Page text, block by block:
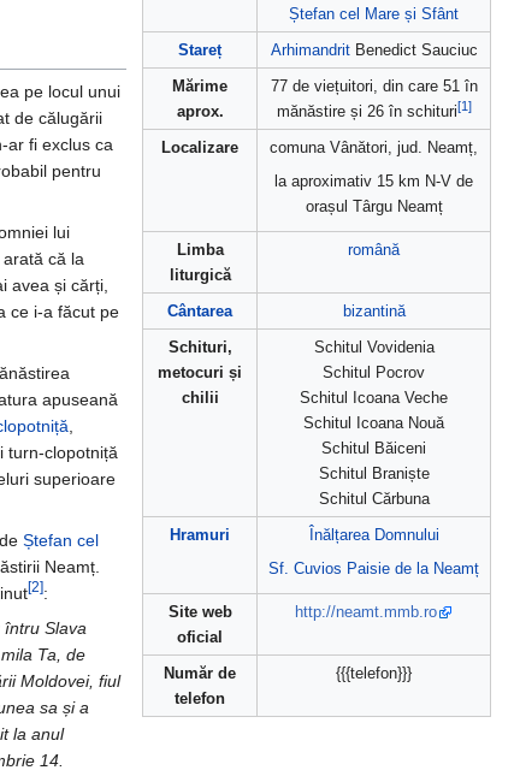
Ștefan cel Mare și Sfânt
Stareț
ArhimandritBenedict Sauciuc
Mărime
aprox.
77 de viețuitori, din care 51 în
mănăstire și 26 în schituri[1]
Localizare
comuna Vânători, jud. Neamț,
la aproximativ 15 km N-V de
orașul Târgu Neamț
Limba
liturgică
română
Cântarea
bizantină
Schituri,
metocuri și
chilii
Schitul Vovidenia
Schitul Pocrov
Schitul Icoana Veche
Schitul Icoana Nouă
Schitul Băiceni
Schitul Braniște
Schitul Cărbuna
Hramuri
Înălțarea Domnului
Sf. Cuvios Paisie de la Neamț
Site web
oficial
http://neamt.mmb.ro
Număr de
telefon
{{{telefon}}}
pe locul unui
de călugării
ar fi exclus ca
pentru
lui
că la
avea și cărți,
ce i-a făcut pe
apuseană
,
turn-clopotniță
superioare
Ștefan cel
Neamț.
[2]:
întru Slava
Ta, de
Moldovei, fiul
sa și a
la anul
14.